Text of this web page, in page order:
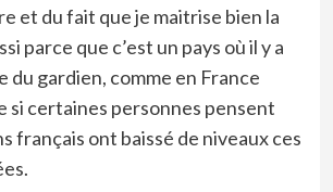
et du fait que je maitrise bien la
parce que c’est un pays où il y a
du gardien, comme en France
si certaines personnes pensent
français ont baissé de niveaux ces